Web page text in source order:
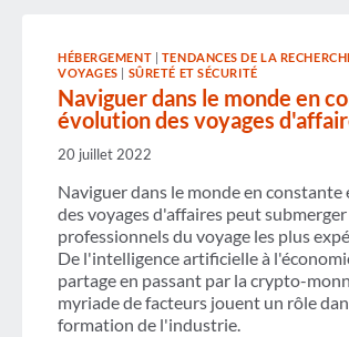
HUMAINS
HÉBERGEMENT | TENDANCES DE LA
VOYAGES | SÛRETÉ ET SÉCURITÉ
Naviguer dans le monde en
évolution des voyages
20 juillet 2022
Naviguer dans le monde en
des voyages d'affaires peut
professionnels du voyage les plus
De l'intelligence artificielle à
partage en passant par la crypto-
myriade de facteurs jouent un rôle
formation de l'industrie.